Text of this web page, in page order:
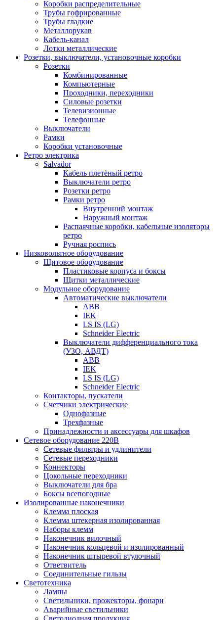
Коробки распределительные
Трубы гофрированные
Трубы гладкие
Металлорукав
Кабель-канал
Лотки металлические
Розетки, выключатели, установочные коробки
Розетки
Комбинированные
Компьютерные
Проходники, переходники
Силовые розетки
Телевизионные
Телефонные
Выключатели
Рамки
Коробки установочные
Ретро электрика
Salvador
Кабель плетёный ретро
Выключатели ретро
Розетки ретро
Рамки ретро
Внутренний монтаж
Наружный монтаж
Распаячные коробки, кабельные изоляторы
ретро
Ручная роспись
Низковольтное оборудование
Щитовое оборудование
Пластиковые корпуса и боксы
Щитки металлические
Модульное оборудование
Автоматические выключатели
ABB
IEK
LS IS (LG)
Schneider Electric
Выключатели дифференциального тока
(УЗО, АВДТ)
ABB
IEK
LS IS (LG)
Schneider Electric
Контакторы, пускатели
Счетчики электрические
Однофазные
Трехфазные
Принадлежности и аксессуары для шкафов
Сетевое оборудование 220В
Сетевые фильтры и удлинители
Сетевые переходники
Коннекторы
Цокольные переходники
Выключатели для бра
Боксы всепогодные
Изолированные наконечники
Клемма плоская
Клемма штекерная изолированная
Наборы клемм
Наконечник вилочный
Наконечник кольцевой и изолированный
Наконечник штыревой втулочный
Ответвитель
Соединительные гильзы
Светотехника
Лампы
Светильники, прожекторы, фонари
Аварийные светильники
Светодиодная продукция